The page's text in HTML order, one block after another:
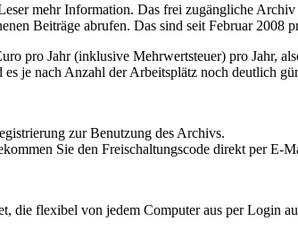
mehr Information. Das frei zugängliche
Beiträge abrufen. Das sind seit Februar
pro Jahr (inklusive Mehrwertsteuer) pro Jahr,
je nach Anzahl der Arbeitsplätz noch deutlich
zur Benutzung des Archivs.
Sie den Freischaltungscode direkt per E-
die flexibel von jedem Computer aus per Login